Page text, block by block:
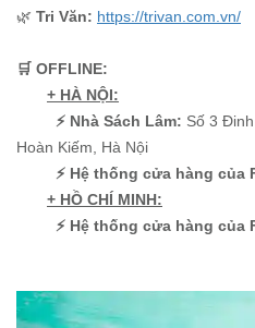
🌿 Tri Văn: https://trivan.com.vn/
️🛒 OFFLINE:
+ HÀ NỘI:
⚡ Nhà Sách Lâm: Số 3
Hoàn Kiếm, Hà Nội
⚡ Hệ thống cửa hàng của
+ HỒ CHÍ MINH:
⚡ Hệ thống cửa hàng của